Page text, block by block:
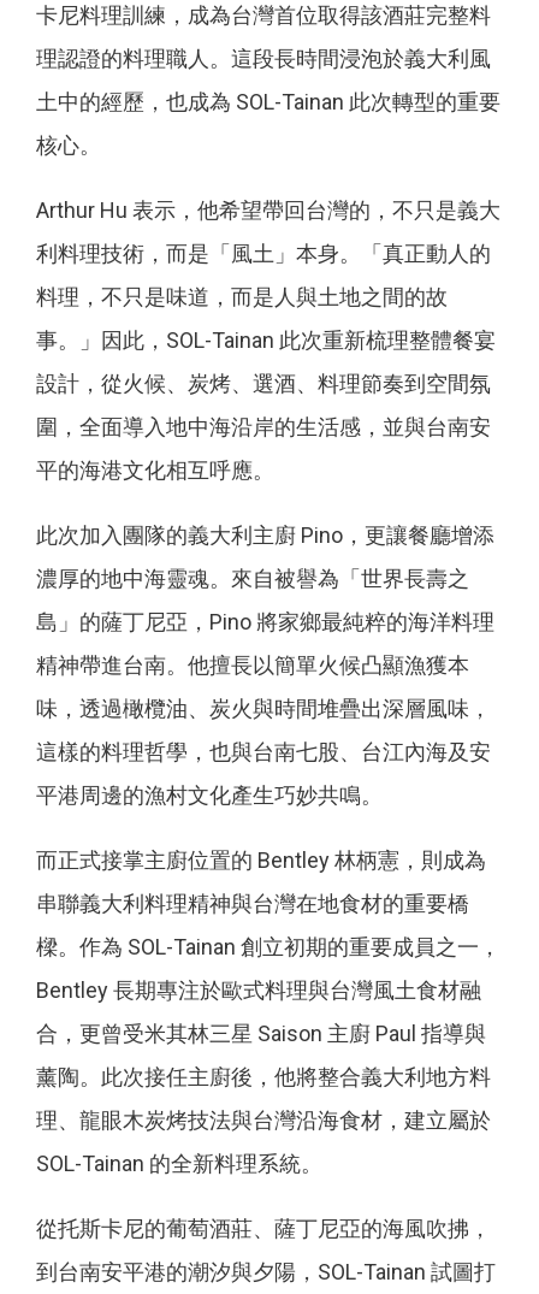
卡尼料理訓練，成為台灣首位取得該酒莊完整料
理認證的料理職人。這段長時間浸泡於義大利風
土中的經歷，也成為 SOL-Tainan 此次轉型的重要
核心。
Arthur Hu 表示，他希望帶回台灣的，不只是義大
利料理技術，而是「風土」本身。「真正動人的
料理，不只是味道，而是人與土地之間的故
事。」因此，SOL-Tainan 此次重新梳理整體餐宴
設計，從火候、炭烤、選酒、料理節奏到空間氛
圍，全面導入地中海沿岸的生活感，並與台南安
平的海港文化相互呼應。
此次加入團隊的義大利主廚 Pino，更讓餐廳增添
濃厚的地中海靈魂。來自被譽為「世界長壽之
島」的薩丁尼亞，Pino 將家鄉最純粹的海洋料理
精神帶進台南。他擅長以簡單火候凸顯漁獲本
味，透過橄欖油、炭火與時間堆疊出深層風味，
這樣的料理哲學，也與台南七股、台江內海及安
平港周邊的漁村文化產生巧妙共鳴。
而正式接掌主廚位置的 Bentley 林柄憲，則成為
串聯義大利料理精神與台灣在地食材的重要橋
樑。作為 SOL-Tainan 創立初期的重要成員之一，
Bentley 長期專注於歐式料理與台灣風土食材融
合，更曾受米其林三星 Saison 主廚 Paul 指導與
薰陶。此次接任主廚後，他將整合義大利地方料
理、龍眼木炭烤技法與台灣沿海食材，建立屬於
SOL-Tainan 的全新料理系統。
從托斯卡尼的葡萄酒莊、薩丁尼亞的海風吹拂，
到台南安平港的潮汐與夕陽，SOL-Tainan 試圖打